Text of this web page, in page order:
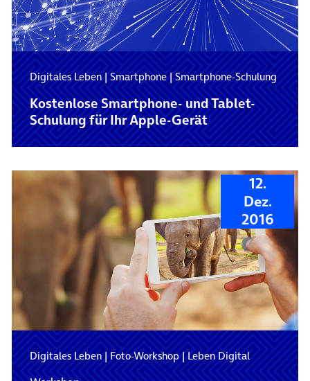
Digitales Leben|Smartphone|Smartphone-Schulung
Kostenlose Smartphone- und Tablet-
Schulung für Ihr Apple-Gerät
12.
Dez.
2016
Digitales Leben|Foto-Workshop|Leben Digital